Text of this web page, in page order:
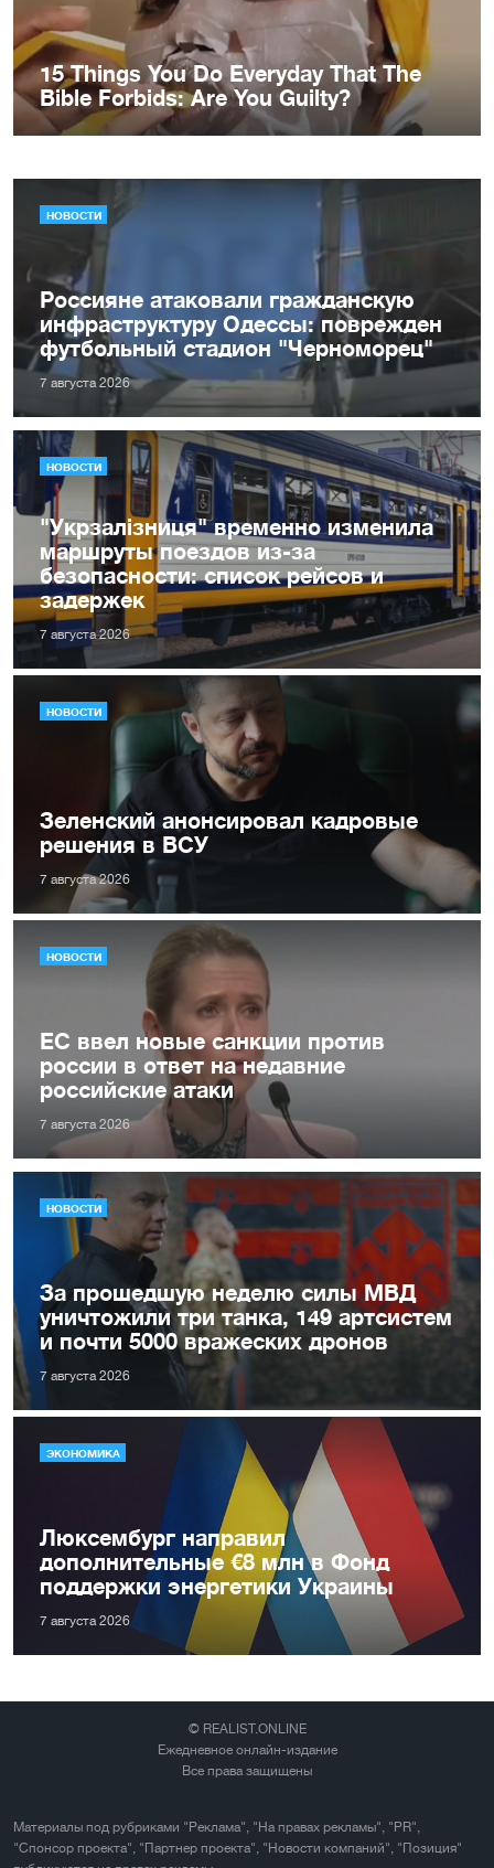
НОВОСТИ
Россияне атаковали гражданскую
инфраструктуру Одессы: поврежден
футбольный стадион "Черноморец"
7 августа 2026
НОВОСТИ
"Укрзалізниця" временно изменила
маршруты поездов из-за
безопасности: список рейсов и
задержек
7 августа 2026
НОВОСТИ
Зеленский анонсировал кадровые
решения в ВСУ
7 августа 2026
НОВОСТИ
ЕС ввел новые санкции против
россии в ответ на недавние
российские атаки
7 августа 2026
НОВОСТИ
За прошедшую неделю силы МВД
уничтожили три танка, 149 артсистем
и почти 5000 вражеских дронов
7 августа 2026
ЭКОНОМИКА
Люксембург направил
дополнительные €8 млн в Фонд
поддержки энергетики Украины
7 августа 2026
© REALIST.ONLINE
Ежедневное онлайн-издание
Все права защищены
Материалы под рубриками "Реклама", "На правах рекламы", "PR",
"Спонсор проекта", "Партнер проекта", "Новости компаний", "Позиция"